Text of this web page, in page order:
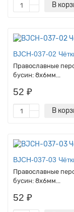
В
BJCH-037-02
Православные
бусин: 8х6мм...
52 ₽
В
BJCH-037-03
Православные
бусин: 8х6мм...
52 ₽